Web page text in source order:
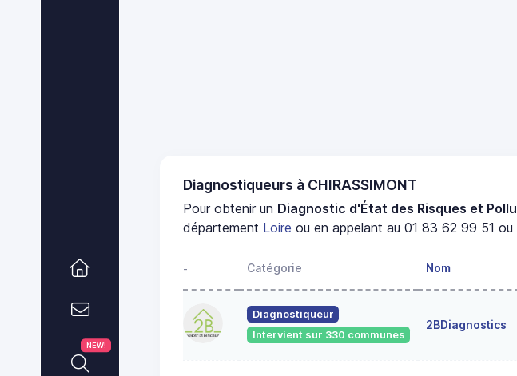
NEW!
Diagnostiqueurs à CHIRASSIMONT
Pour obtenir un Diagnostic d'État des Risques et
département Loire ou en appelant au 01 83 62 99 51 ou
- Catégorie Nom
Diagnostiqueur
Intervient sur 330 communes
2BDiagnostics